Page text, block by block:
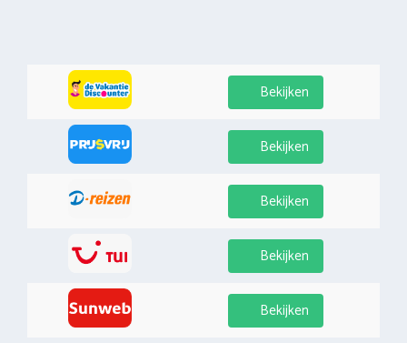
Bekijken
Bekijken
Bekijken
Bekijken
Bekijken